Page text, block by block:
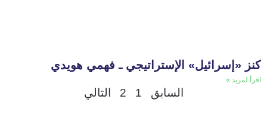
كنز «إسرائيل» الإستراتيجي ـ فهمي هويدي
اقرأ لمزيد »
السابق 1
2 التالي